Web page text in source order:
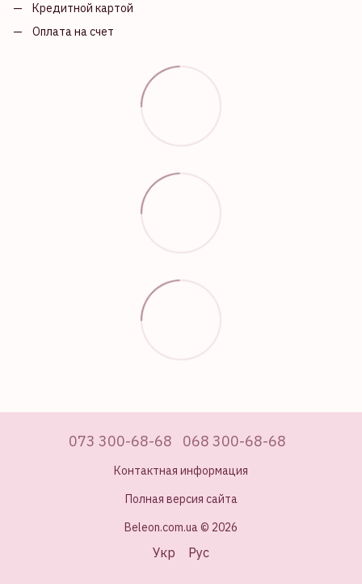
Кредитной картой
Оплата на счет
073 300-68-68 068 300-68-68
Контактная информация
Полная версия сайта
Beleon.com.ua © 2026
Укр Рус